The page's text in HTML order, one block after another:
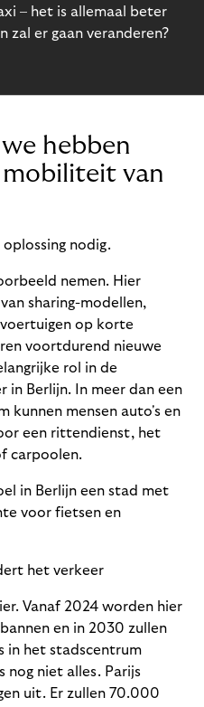
– het is allemaal beter
zal er gaan veranderen?
hebben
mobiliteit van
nodig.
nemen. Hier
sharing-modellen,
op korte
voortdurend nieuwe
rol in de
in Berlijn. In meer dan een
kunnen mensen auto's en
een rittendienst, het
carpoolen.
in Berlijn een stad met
voor fietsen en
het verkeer
Vanaf 2024 worden hier
en in 2030 zullen
in het stadscentrum
nog niet alles. Parijs
uit. Er zullen 70.000